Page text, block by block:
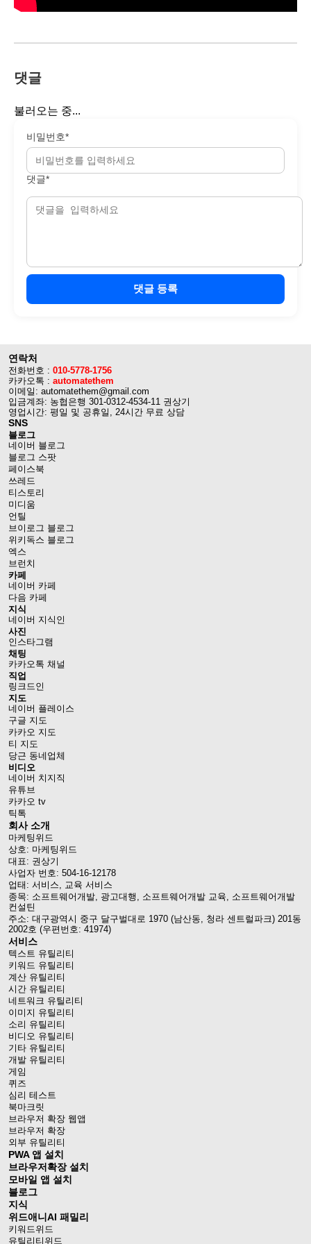
댓글
불러오는 중...
비밀번호*
댓글*
댓글 등록
연락처
전화번호 : 010-5778-1756
카카오톡 : automatethem
이메일: automatethem@gmail.com
입금계좌: 농협은행 301-0312-4534-11 권상기
영업시간: 평일 및 공휴일, 24시간 무료 상담
SNS
블로그
네이버 블로그
블로그 스팟
페이스북
쓰레드
티스토리
미디움
언틸
브이로그 블로그
위키독스 블로그
엑스
브런치
카페
네이버 카페
다음 카페
지식
네이버 지식인
사진
인스타그램
채팅
카카오톡 채널
직업
링크드인
지도
네이버 플레이스
구글 지도
카카오 지도
티 지도
당근 동네업체
비디오
네이버 치지직
유튜브
카카오 tv
틱톡
회사 소개
마케팅위드
상호: 마케팅위드
대표: 권상기
사업자 번호: 504-16-12178
업태: 서비스, 교육 서비스
종목: 소프트웨어개발, 광고대행, 소프트웨어개발 교육, 소프트웨어개발
컨설틴
주소: 대구광역시 중구 달구벌대로 1970 (남산동, 청라 센트럴파크) 201동
2002호 (우편번호: 41974)
서비스
텍스트 유틸리티
키워드 유틸리티
계산 유틸리티
시간 유틸리티
네트워크 유틸리티
이미지 유틸리티
소리 유틸리티
비디오 유틸리티
기타 유틸리티
개발 유틸리티
게임
퀴즈
심리 테스트
북마크릿
브라우저 확장 웹앱
브라우저 확장
외부 유틸리티
PWA 앱 설치
브라우저확장 설치
모바일 앱 설치
블로그
지식
위드애니AI 패밀리
키워드위드
유틸리티위드